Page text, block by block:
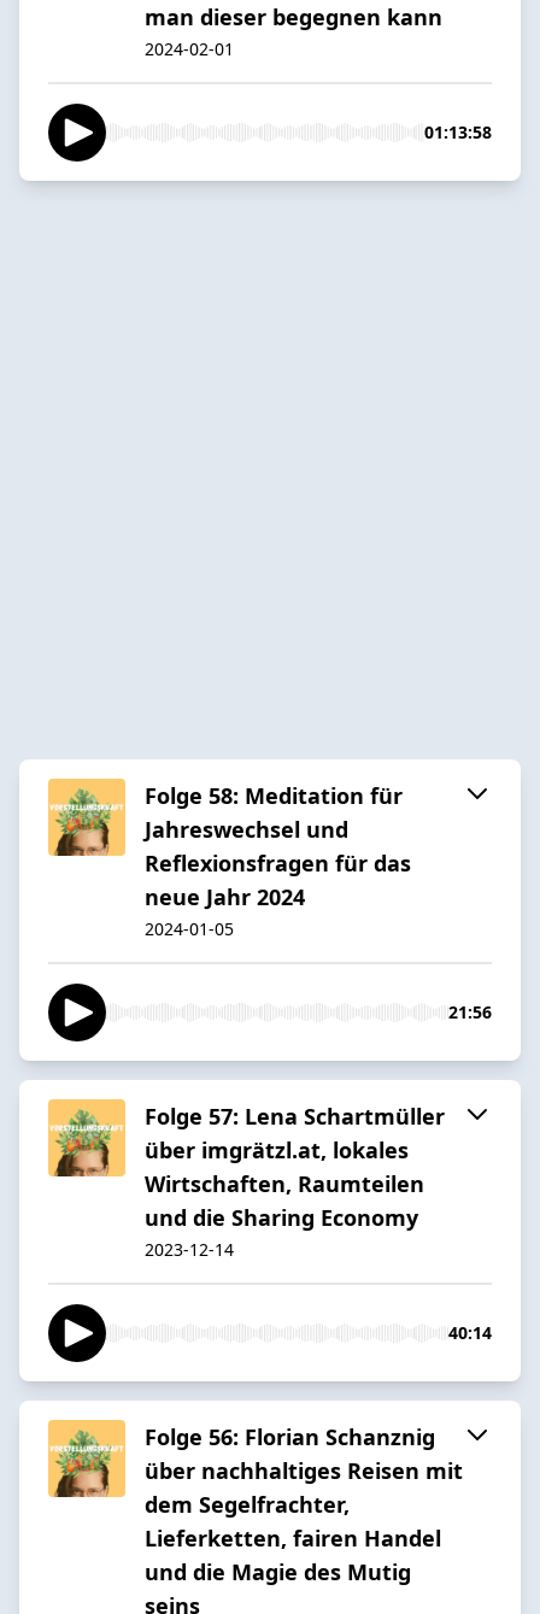
man dieser begegnen kann
2024-02-01
01:13:58
Folge 58: Meditation für
Jahreswechsel und
Reflexionsfragen für das
neue Jahr 2024
2024-01-05
21:56
Folge 57: Lena Schartmüller
über imgrätzl.at, lokales
Wirtschaften, Raumteilen
und die Sharing Economy
2023-12-14
40:14
Folge 56: Florian Schanznig
über nachhaltiges Reisen mit
dem Segelfrachter,
Lieferketten, fairen Handel
und die Magie des Mutig
seins